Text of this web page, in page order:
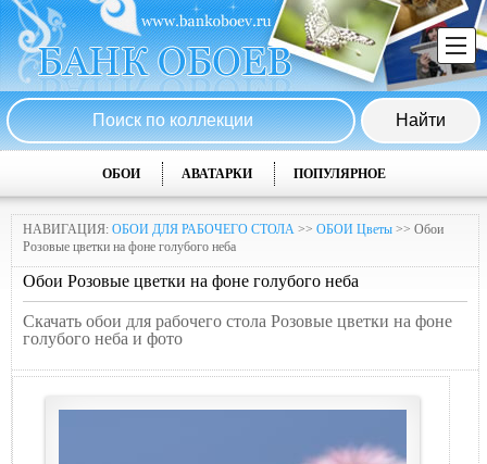
ОБОИ АВАТАРКИ ПОПУЛЯРНОЕ
НАВИГАЦИЯ: ОБОИ ДЛЯ РАБОЧЕГО СТОЛА >> ОБОИ Цветы >> Обои
Розовые цветки на фоне голубого неба
Обои Розовые цветки на фоне голубого неба
Скачать обои для рабочего стола Розовые цветки на фоне
голубого неба и фото